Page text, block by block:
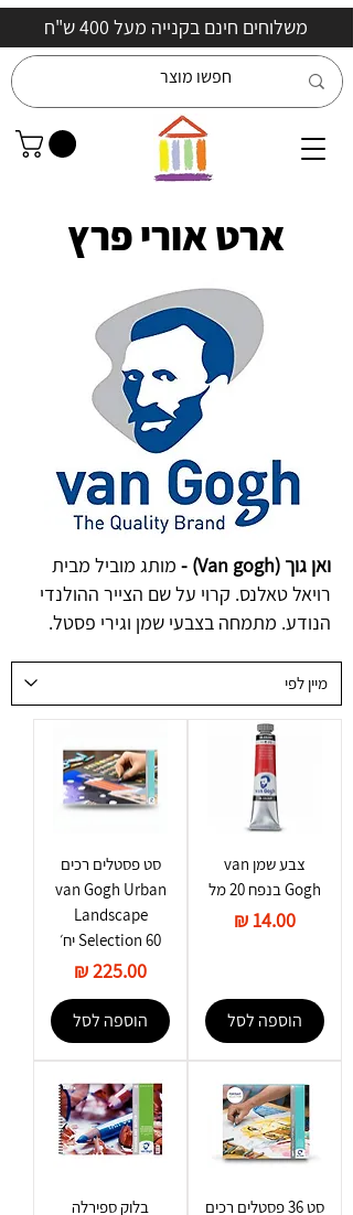
משלוחים חינם בקנייה מעל 400 ש"ח
ארט אורי פרץ
ואן גוך (Van gogh) -
מותג מוביל מבית
רויאל טאלנס. קרוי על שם הצייר ההולנדי
הנודע. מתמחה בצבעי שמן וגירי פסטל.
צבע שמן van
Gogh בנפח 20 מל
מחיר
הוספה לסל
סט פסטלים רכים
van Gogh Urban
Landscape
Selection 60 יח׳
מחיר
הוספה לסל
סט 36 פסטלים רכים
בלוק ספירלה